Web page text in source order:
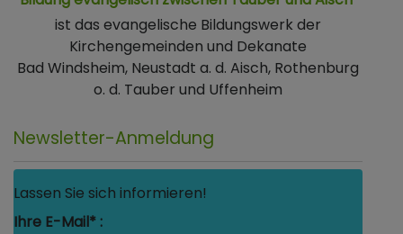
ist das evangelische Bildungswerk der
Kirchengemeinden und Dekanate
Bad Windsheim, Neustadt a. d. Aisch, Rothenburg
o. d. Tauber und Uffenheim
Newsletter-Anmeldung
Lassen Sie sich informieren!
Ihre E-Mail* :